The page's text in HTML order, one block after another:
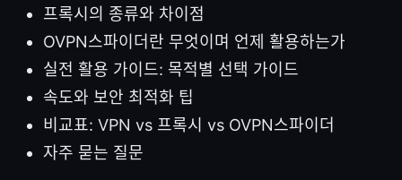
프록시의 종류와 차이점
OVPN스파이더란 무엇이며 언제 활용하는가
실전 활용 가이드: 목적별 선택 가이드
속도와 보안 최적화 팁
비교표: VPN vs 프록시 vs OVPN스파이더
자주 묻는 질문